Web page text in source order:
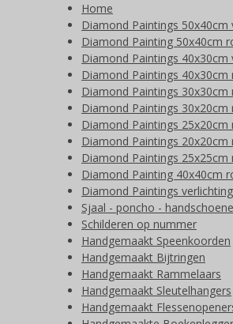
Home
Diamond Paintings 50x40cm
Diamond Painting 50x40cm
Diamond Paintings 40x30cm
Diamond Paintings 40x30cm
Diamond Paintings 30x30cm
Diamond Paintings 30x20cm
Diamond Paintings 25x20cm
Diamond Paintings 20x20cm
Diamond Paintings 25x25cm
Diamond Painting 40x40cm
Diamond Paintings
Sjaal - poncho -
Schilderen op nummer
Handgemaakt Speenkoorden
Handgemaakt Bijtringen
Handgemaakt Rammelaars
Handgemaakt Sleutelhangers
Handgemaakt